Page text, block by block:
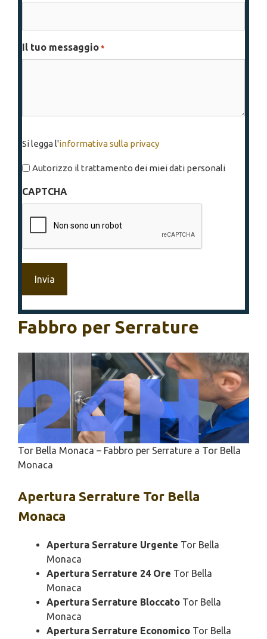
Il tuo messaggio *
legga
l'informativa
privacy
Si legga l'informativa sulla privacy
Autorizzo il trattamento dei miei dati personali
CAPTCHA
Fabbro per Serrature
Tor Bella Monaca – Fabbro per Serrature a Tor Bella
Monaca
Apertura Serrature Tor Bella
Monaca
Apertura Serrature Urgente Tor Bella
Monaca
Apertura Serrature 24 Ore Tor Bella
Monaca
Apertura Serrature Bloccato Tor Bella
Monaca
Apertura Serrature Economico Tor Bella